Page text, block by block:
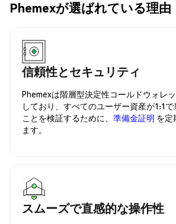
Phemexが選ばれている理由
信頼性とセキュリティ
Phemexは階層型決定性コールドウォレ
しており、すべてのユーザー資産が1:1
ことを検証するために、 準備金証明 を定
ます。
スムーズで直感的な操作性